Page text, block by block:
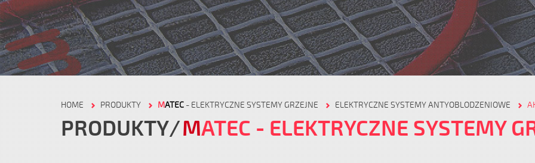
HOME PRODUKTY MATEC - ELEKTRYCZNE SYSTEMY GRZEJNE ELEKTRYCZNE SYSTEMY ANTYOBLODZENIOWE
PRODUKTY MATEC - ELEKTRYCZNE SYSTEMY